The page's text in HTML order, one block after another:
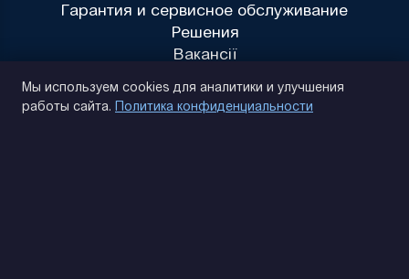
Гарантия и сервисное обслуживание
Решения
Вакансії
Мы используем cookies для аналитики и улучшения
работы сайта. Политика конфиденциальности